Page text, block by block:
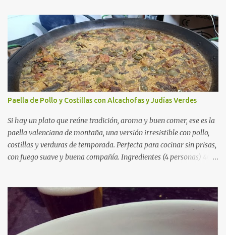
Paella de Pollo y Costillas con Alcachofas y Judías Verdes
Si hay un plato que reúne tradición, aroma y buen comer, ese es la
paella valenciana de montaña, una versión irresistible con pollo,
costillas y verduras de temporada. Perfecta para cocinar sin prisas,
con fuego suave y buena compañía. Ingredientes (4 personas) 400
verdes planas 2 tomates maduros rallados 1,2 litros de caldo de
pollo (o agua) 1 cucharadita de hebras de azafrán 1 cucharadita de
pimentón dulce 2 dientes de ajo Aceite de oliva virgen extra Sal al
gusto (Opcional) una ramita de romero Elaboración 1. Prepara las